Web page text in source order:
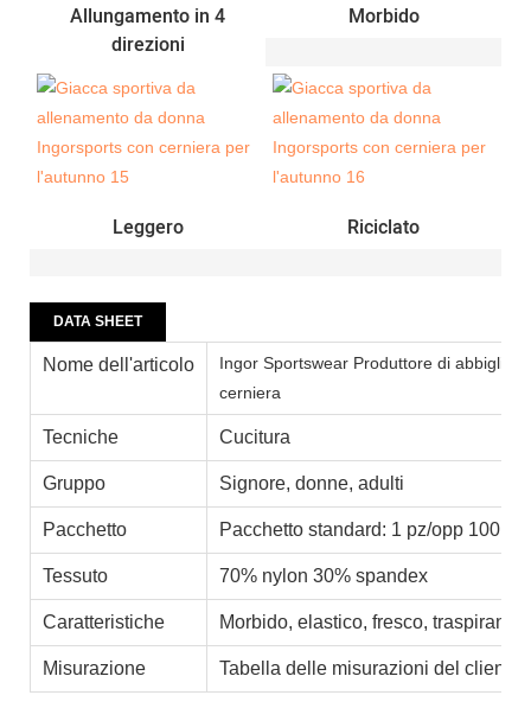
Allungamento in 4
direzioni
Morbido
Leggero Riciclato
DATA SHEET
Nome dell'articolo
Ingor Sportswear Produttore di
cerniera
Tecniche Cucitura
Gruppo Signore, donne, adulti
Pacchetto Pacchetto standard: 1 pz/opp 100
Tessuto 70% nylon 30% spandex
Caratteristiche Morbido, elastico, fresco,
Misurazione Tabella delle misurazioni del